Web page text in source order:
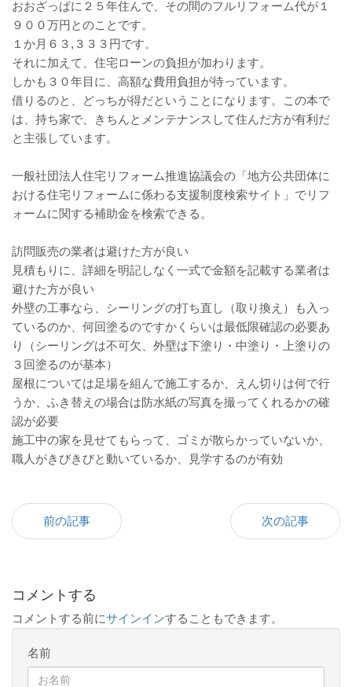
おおざっぱに２５年住んで、その間のフルリフォーム代が１
９００万円とのことです。
１か月６３,３３３円です。
それに加えて、住宅ローンの負担が加わります。
しかも３０年目に、高額な費用負担が待っています。
借りるのと、どっちが得だということになります。この本で
は、持ち家で、きちんとメンテナンスして住んだ方が有利だ
と主張しています。
一般社団法人住宅リフォーム推進協議会の「地方公共団体に
おける住宅リフォームに係わる支援制度検索サイト」でリフ
ォームに関する補助金を検索できる。
訪問販売の業者は避けた方が良い
見積もりに、詳細を明記しなく一式で金額を記載する業者は
避けた方が良い
外壁の工事なら、シーリングの打ち直し（取り換え）も入っ
ているのか、何回塗るのですかくらいは最低限確認の必要あ
り（シーリングは不可欠、外壁は下塗り・中塗り・上塗りの
３回塗るのが基本）
屋根については足場を組んで施工するか、えん切りは何で行
うか、ふき替えの場合は防水紙の写真を撮ってくれるかの確
認が必要
施工中の家を見せてもらって、ゴミが散らかっていないか、
職人がきびきびと動いているか、見学するのが有効
前の記事 次の記事
コメントする
コメントする前にサインインすることもできます。
名前